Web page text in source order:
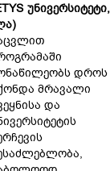
უნივერსიტეტი,
დროს
მრავალი
და